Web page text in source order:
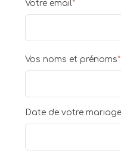
Votre email*
Vos noms et prénoms*
Date de votre